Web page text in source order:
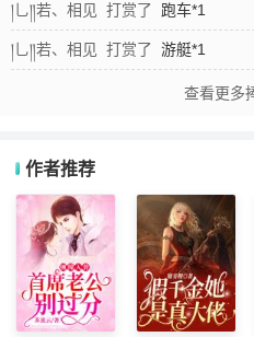
།乚༎若、相见 打赏了 跑车*1
།乚༎若、相见 打赏了 游艇*1
查看更多
作者推荐